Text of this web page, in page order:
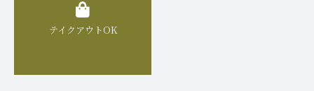
テイクアウトOK